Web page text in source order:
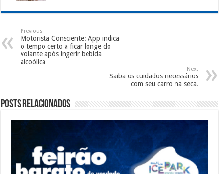
Previous
Motorista Consciente: App indica
o tempo certo a ficar longe do
volante após ingerir bebida
alcoólica
Next
Saiba os cuidados necessários
com seu carro na seca.
Posts Relacionados